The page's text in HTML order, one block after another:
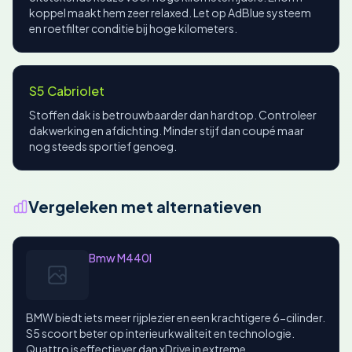
koppel maakt hem zeer relaxed. Let op AdBlue systeem
en roetfilter conditie bij hoge kilometers.
S5 Cabriolet
Stoffen dak is betrouwbaarder dan hardtop. Controleer
dakwerking en afdichting. Minder stijf dan coupé maar
nog steeds sportief genoeg.
Vergeleken met alternatieven
Bmw M440I
BMW biedt iets meer rijplezier en een krachtigere 6-cilinder.
S5 scoort beter op interieurkwaliteit en technologie.
Quattro is effectiever dan xDrive in extreme